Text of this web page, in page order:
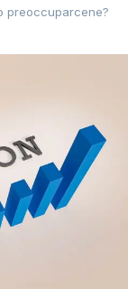
preoccuparcene?